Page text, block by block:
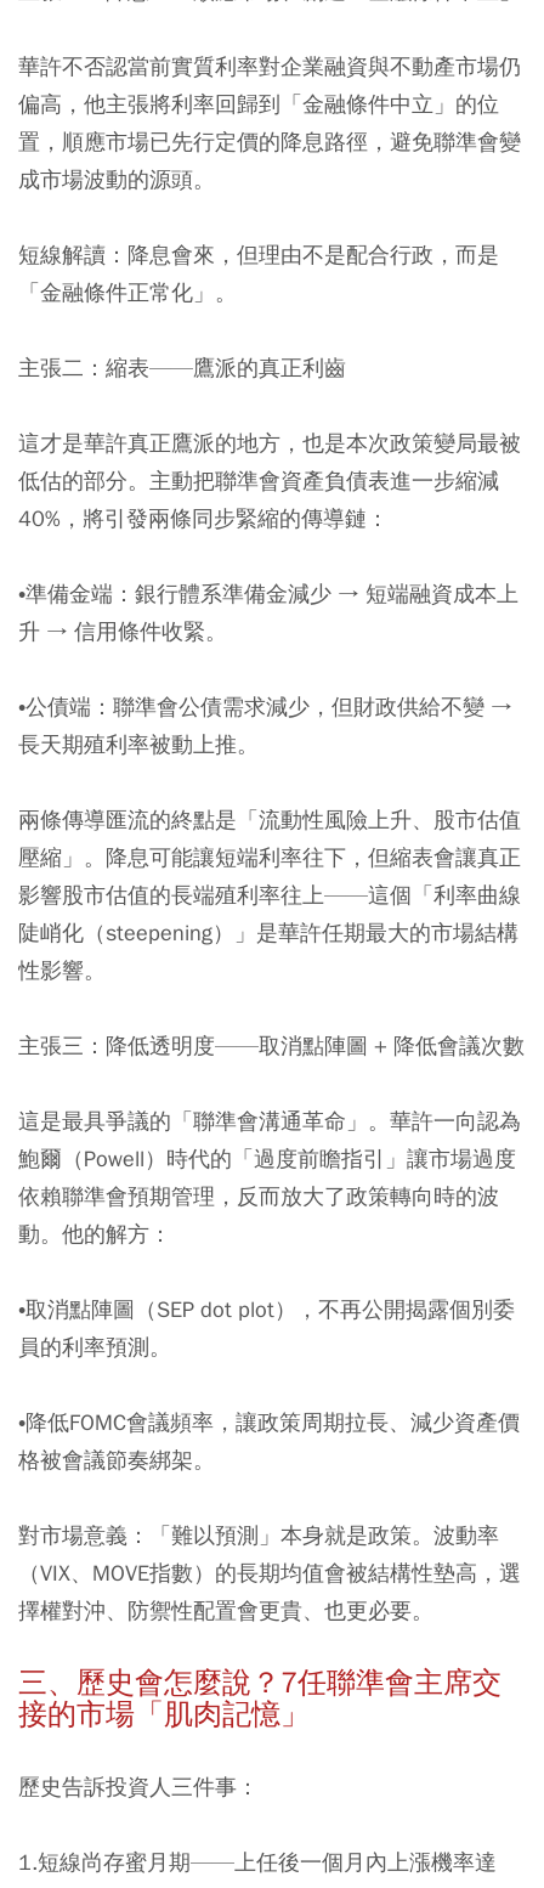
華許不否認當前實質利率對企業融資與不動產市場仍
偏高，他主張將利率回歸到「金融條件中立」的位
置，順應市場已先行定價的降息路徑，避免聯準會變
成市場波動的源頭。
短線解讀：降息會來，但理由不是配合行政，而是
「金融條件正常化」。
主張二：縮表——鷹派的真正利齒
這才是華許真正鷹派的地方，也是本次政策變局最被
低估的部分。主動把聯準會資產負債表進一步縮減
40%，將引發兩條同步緊縮的傳導鏈：
•準備金端：銀行體系準備金減少 → 短端融資成本上
升 → 信用條件收緊。
•公債端：聯準會公債需求減少，但財政供給不變 →
長天期殖利率被動上推。
兩條傳導匯流的終點是「流動性風險上升、股市估值
壓縮」。降息可能讓短端利率往下，但縮表會讓真正
影響股市估值的長端殖利率往上——這個「利率曲線
陡峭化（steepening）」是華許任期最大的市場結構
性影響。
主張三：降低透明度——取消點陣圖 + 降低會議次數
這是最具爭議的「聯準會溝通革命」。華許一向認為
鮑爾（Powell）時代的「過度前瞻指引」讓市場過度
依賴聯準會預期管理，反而放大了政策轉向時的波
動。他的解方：
•取消點陣圖（SEP dot plot），不再公開揭露個別委
員的利率預測。
•降低FOMC會議頻率，讓政策周期拉長、減少資產價
格被會議節奏綁架。
對市場意義：「難以預測」本身就是政策。波動率
（VIX、MOVE指數）的長期均值會被結構性墊高，選
擇權對沖、防禦性配置會更貴、也更必要。
三、歷史會怎麼說？7任聯準會主席交
接的市場「肌肉記憶」
歷史告訴投資人三件事：
1.短線尚存蜜月期——上任後一個月內上漲機率達